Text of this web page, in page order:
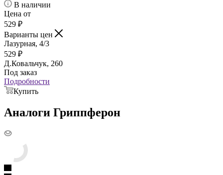
В наличии
Цена от
529 ₽
Варианты цен
Лазурная, 4/3
529 ₽
Д.Ковальчук, 260
Под заказ
Подробности
Купить
Аналоги Гриппферон